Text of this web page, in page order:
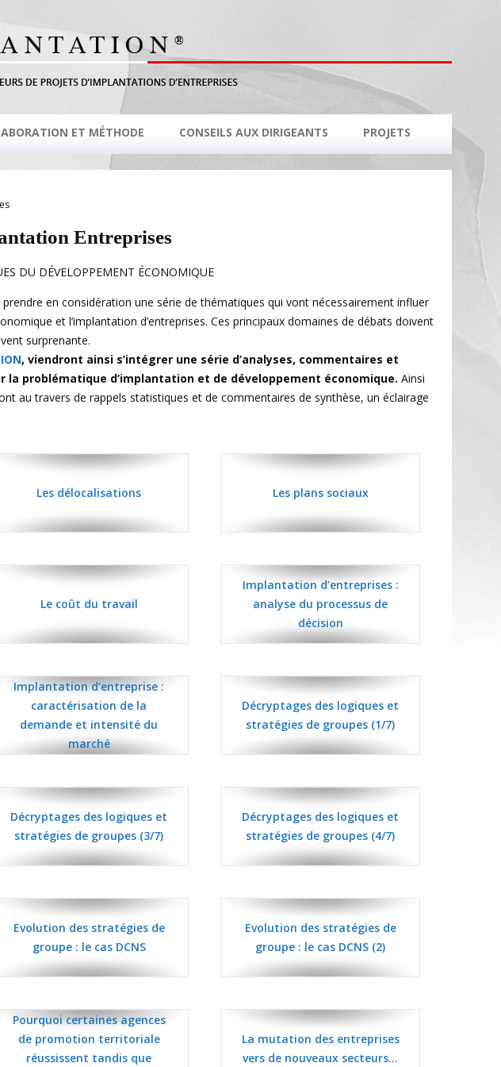
ET MÉTHODE CONSEILS AUX DIRIGEANTS PROJETS
Entreprises
DU DÉVELOPPEMENT ÉCONOMIQUE
en considération une série de thématiques qui vont nécessairement influer
et l’implantation d’entreprises. Ces principaux domaines de débats doivent
surprenante.
, viendront ainsi s’intégrer une série d’analyses, commentaires et
problématique d’implantation et de développement économique. Ainsi
au travers de rappels statistiques et de commentaires de synthèse, un éclairage
Les délocalisations Les plans sociaux
Le coût du travail
Implantation d’entreprises :
analyse du processus de
décision
Implantation d’entreprise :
caractérisation de la
demande et intensité du
marché
Décryptages des logiques et
stratégies de groupes (1/7)
Décryptages des logiques et
stratégies de groupes (3/7)
Décryptages des logiques et
stratégies de groupes (4/7)
Evolution des stratégies de
groupe : le cas DCNS
Evolution des stratégies de
groupe : le cas DCNS (2)
Pourquoi certaines agences
de promotion territoriale
réussissent tandis que
La mutation des entreprises
vers de nouveaux secteurs…